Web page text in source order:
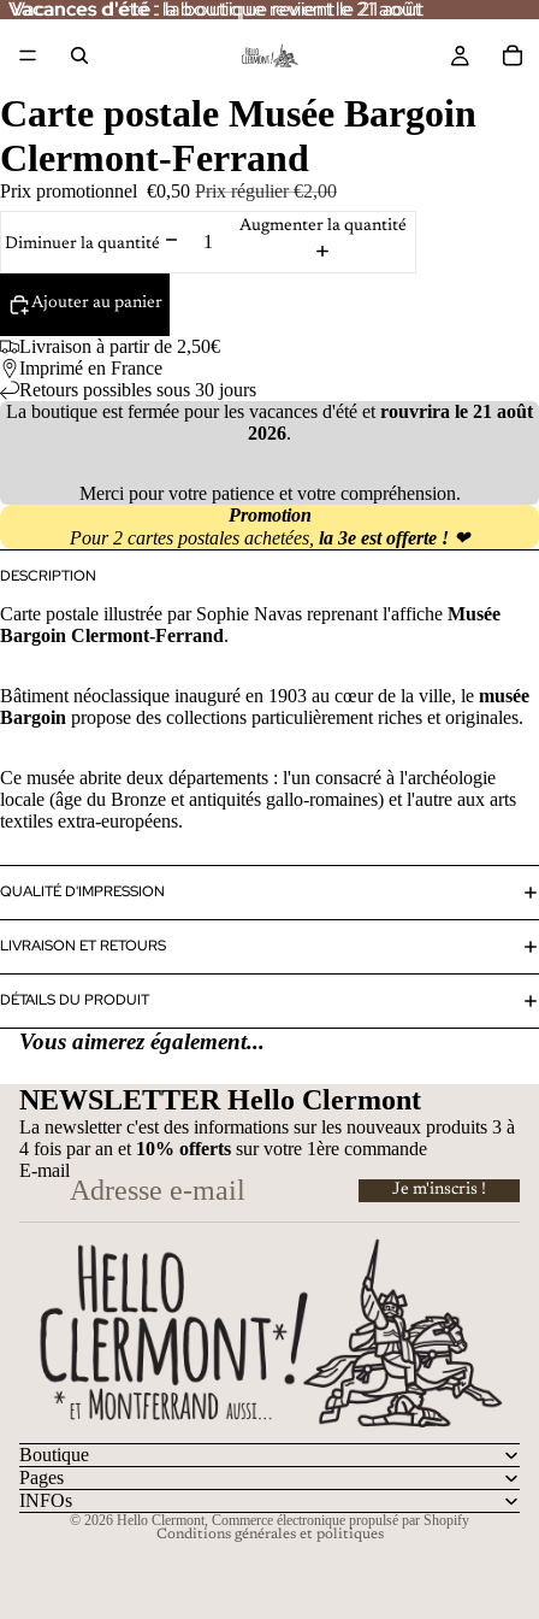
Vacances d'été: la boutique revient le 21 août
Vacances d'été : la boutique revient le 21 août
Carte postale Musée Bargoin
Clermont-Ferrand
Prix promotionnel €0,50 Prix régulier€2,00
Diminuer la quantité
Augmenter la quantité
Ajouter au panier
Livraison à partir de 2,50€
Imprimé en France
Retours possibles sous 30 jours
La boutique est fermée pour les vacances d'été et rouvrira le 21 août
2026.
Merci pour votre patience et votre compréhension.
Promotion
Pour 2 cartes postales achetées, la 3e est offerte ! ❤
DESCRIPTION
Carte postale illustrée par Sophie Navas reprenant l'affiche Musée
Bargoin Clermont-Ferrand.
Bâtiment néoclassique inauguré en 1903 au cœur de la ville, le musée
Bargoin propose des collections particulièrement riches et originales.
Ce musée abrite deux départements : l'un consacré à l'archéologie
locale (âge du Bronze et antiquités gallo-romaines) et l'autre aux arts
textiles extra-européens.
QUALITÉ D'IMPRESSION
LIVRAISON ET RETOURS
DÉTAILS DU PRODUIT
Vous aimerez également...
NEWSLETTER Hello Clermont
La newsletter c'est des informations sur les nouveaux produits 3 à
4 fois par an et 10% offerts sur votre 1ère commande
E-mail
Je m'inscris !
Boutique
Pages
INFOs
© 2026 Hello Clermont, Commerce électronique propulsé par Shopify
Conditions générales et politiques
Politique de confidentialité
Coordonnées
Politique de remboursement
Mentions légales
Conditions générales de vente
Conditions d’utilisation
Politique d’expédition